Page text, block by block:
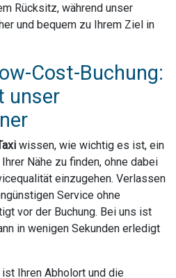
Rücksitz, während unser
und bequem zu Ihrem Ziel in
Cost-Buchung:
unser
wissen, wie wichtig es ist, ein
Ihrer Nähe zu finden, ohne dabei
einzugehen. Verlassen
Service ohne
vor der Buchung. Bei uns ist
in wenigen Sekunden erledigt
Ihren Abholort und die